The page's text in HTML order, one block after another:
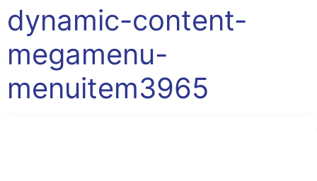
dynamic-content-
megamenu-
menuitem3965